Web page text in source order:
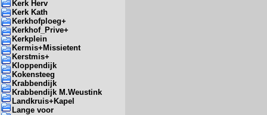
Kerk Herv
Kerk Kath
Kerkhofploeg+
Kerkhof_Prive+
Kerkplein
Kermis+Missietent
Kerstmis+
Kloppendijk
Kokensteeg
Krabbendijk
Krabbendijk M.Weustink
Landkruis+Kapel
Lange voor